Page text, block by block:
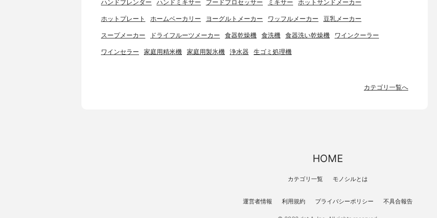
ハンドブレンダー ハンドミキサー フードプロセッサー ミキサー ホットサンドメーカー
ホットプレート ホームベーカリー ヨーグルトメーカー ワッフルメーカー 豆乳メーカー
スープメーカー ドライフルーツメーカー 食器乾燥機 食洗機 食器洗い乾燥機 ワインクーラー
ワインセラー 家庭用精米機 家庭用製氷機 浄水器 生ゴミ処理機
カテゴリ一覧へ
HOME
カテゴリ一覧 モノシルとは
運営者情報 利用規約 プライバシーポリシー 不具合報告